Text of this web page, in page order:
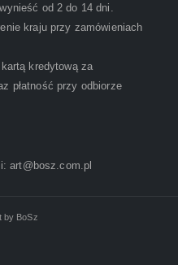
od 2 do 14 dni.
kraju przy zamówieniach
kredytową za
płatność przy odbiorze
art@bosz.com.pl
by BoSz